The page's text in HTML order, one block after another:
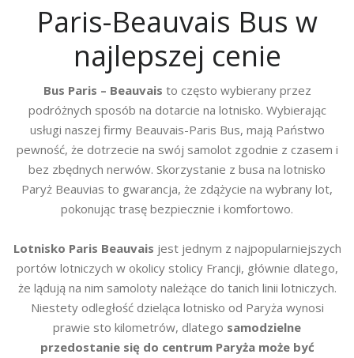
Paris-Beauvais Bus w
najlepszej cenie
Bus Paris – Beauvais to często wybierany przez
podróżnych sposób na dotarcie na lotnisko. Wybierając
usługi naszej firmy Beauvais-Paris Bus, mają Państwo
pewność, że dotrzecie na swój samolot zgodnie z czasem i
bez zbędnych nerwów. Skorzystanie z busa na lotnisko
Paryż Beauvias to gwarancja, że zdążycie na wybrany lot,
pokonując trasę bezpiecznie i komfortowo.
Lotnisko Paris Beauvais jest jednym z najpopularniejszych
portów lotniczych w okolicy stolicy Francji, głównie dlatego,
że lądują na nim samoloty należące do tanich linii lotniczych.
Niestety odległość dzieląca lotnisko od Paryża wynosi
prawie sto kilometrów, dlatego samodzielne
przedostanie się do centrum Paryża może być